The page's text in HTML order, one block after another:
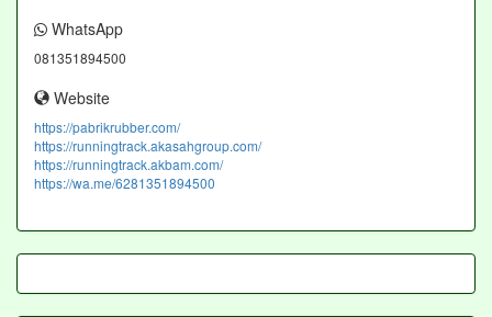
WhatsApp
081351894500
Website
https://pabrikrubber.com/
https://runningtrack.akasahgroup.com/
https://runningtrack.akbam.com/
https://wa.me/6281351894500